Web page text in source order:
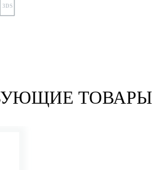
3DS
ТОВАРЫ